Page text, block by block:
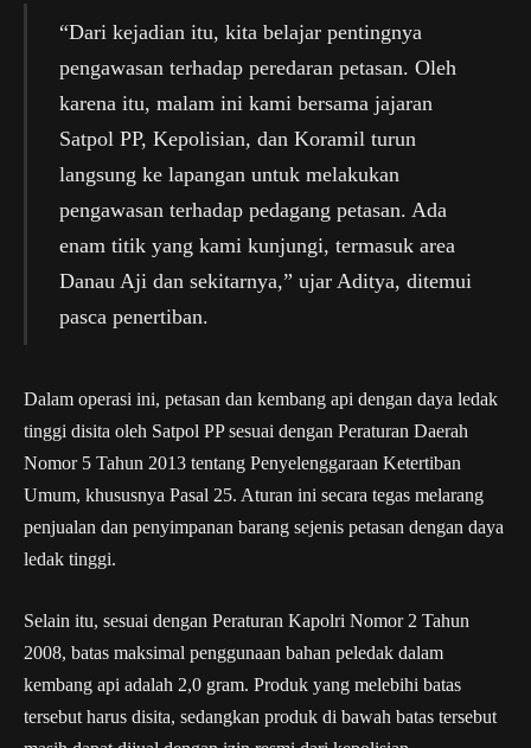
“Dari kejadian itu, kita belajar pentingnya
pengawasan terhadap peredaran petasan. Oleh
karena itu, malam ini kami bersama jajaran
Satpol PP, Kepolisian, dan Koramil turun
langsung ke lapangan untuk melakukan
pengawasan terhadap pedagang petasan. Ada
enam titik yang kami kunjungi, termasuk area
Danau Aji dan sekitarnya,” ujar Aditya, ditemui
pasca penertiban.
Dalam operasi ini, petasan dan kembang api dengan daya ledak
tinggi disita oleh Satpol PP sesuai dengan Peraturan Daerah
Nomor 5 Tahun 2013 tentang Penyelenggaraan Ketertiban
Umum, khususnya Pasal 25. Aturan ini secara tegas melarang
penjualan dan penyimpanan barang sejenis petasan dengan daya
ledak tinggi.
Selain itu, sesuai dengan Peraturan Kapolri Nomor 2 Tahun
2008, batas maksimal penggunaan bahan peledak dalam
kembang api adalah 2,0 gram. Produk yang melebihi batas
tersebut harus disita, sedangkan produk di bawah batas tersebut